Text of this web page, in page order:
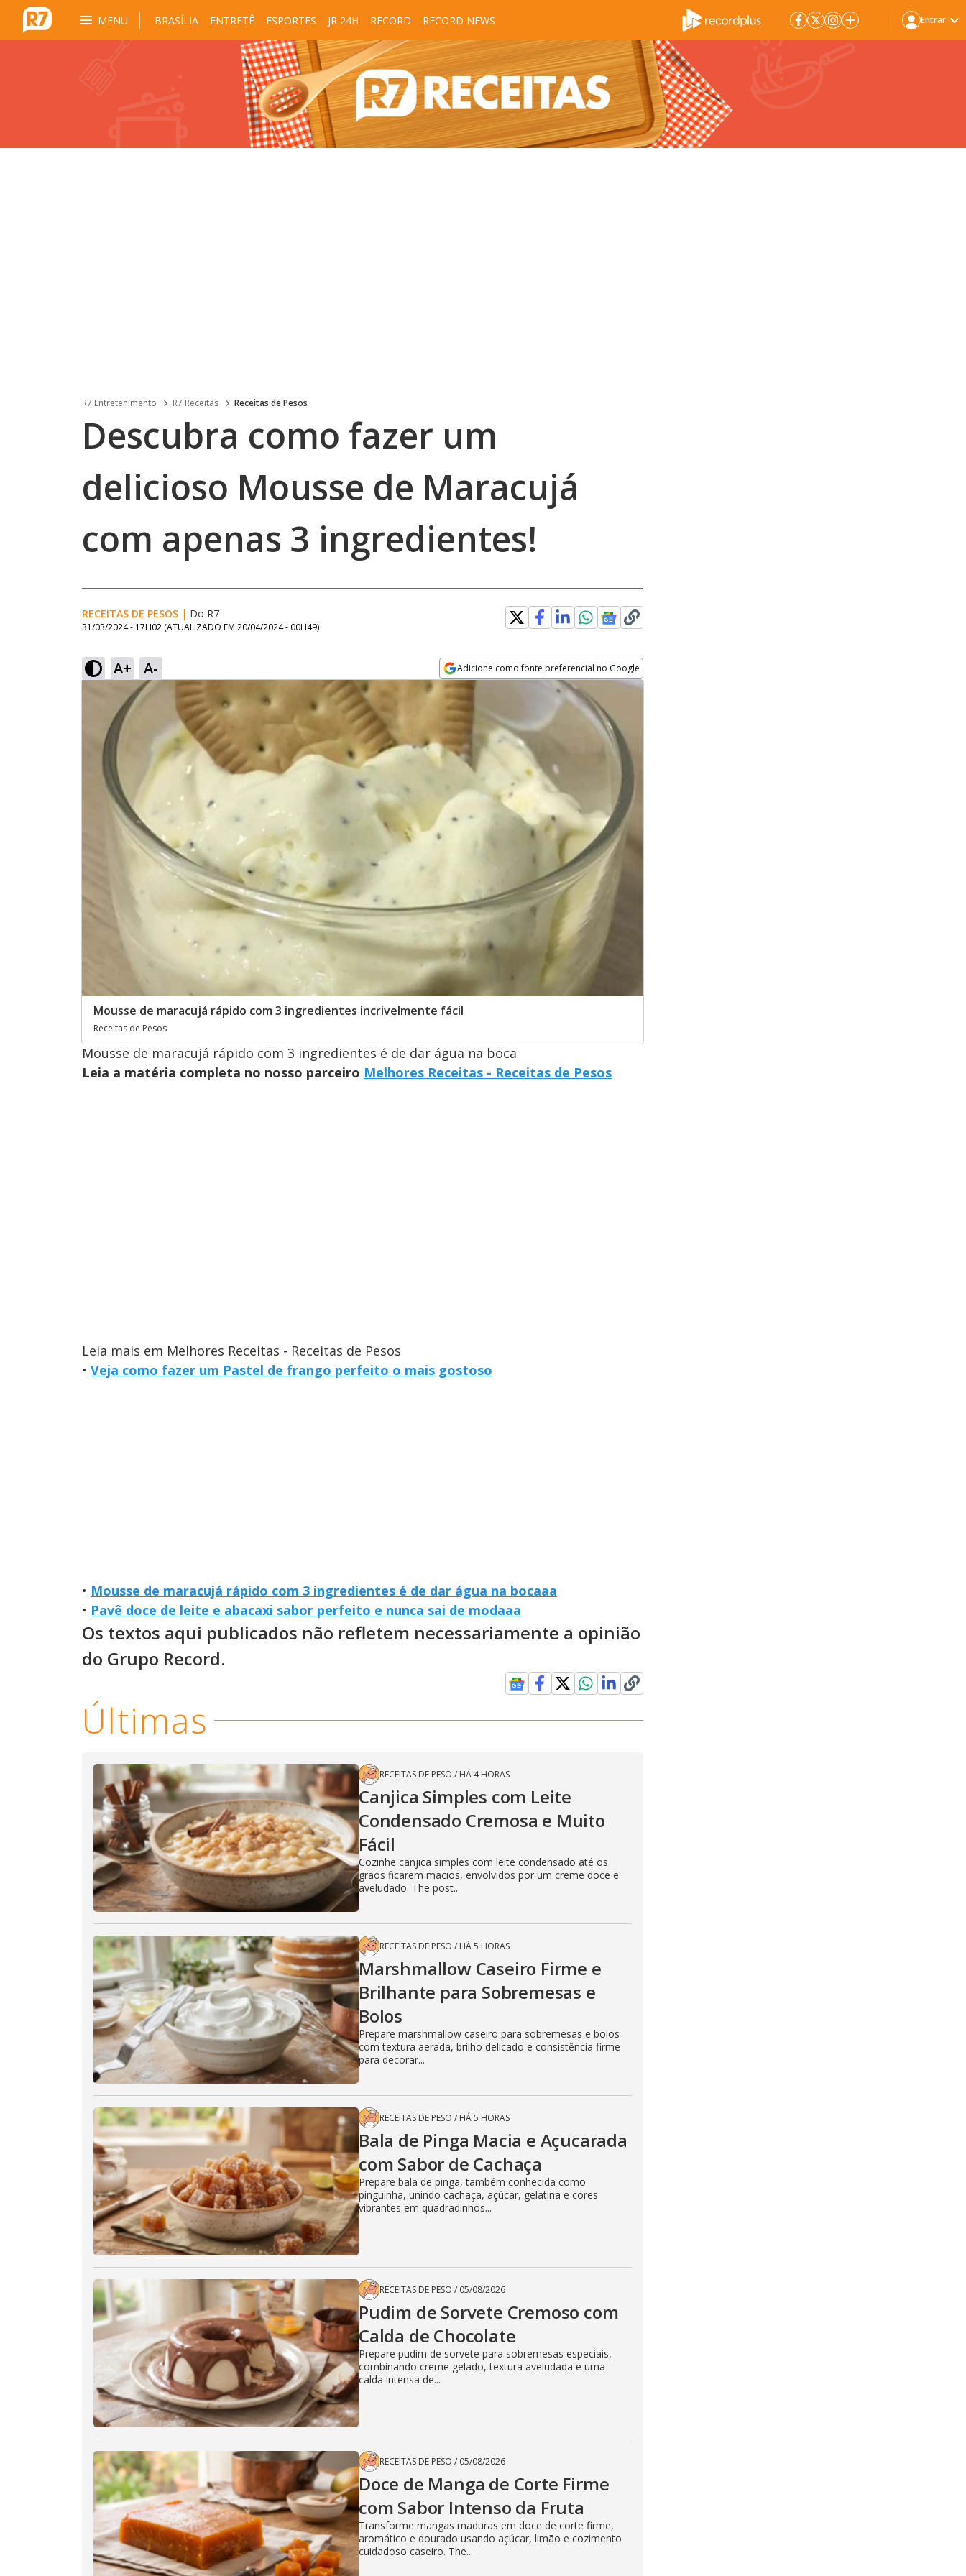
MENU BRASÍLIA ENTRETÊ ESPORTES JR 24H RECORD RECORD NEWS Entrar
R7 Entretenimento R7 Receitas Receitas de Pesos
Descubra como fazer um
delicioso Mousse de Maracujá
com apenas 3 ingredientes!
RECEITAS DE PESOS | Do R7
31/03/2024 - 17H02 (ATUALIZADO EM 20/04/2024 - 00H49)
A+ A- Adicione como fonte preferencial no Google
Opens in new window
Mousse de maracujá rápido com 3 ingredientes incrivelmente fácil
Receitas de Pesos
Mousse de maracujá rápido com 3 ingredientes é de dar água na boca
Leia a matéria completa no nosso parceiro Melhores Receitas - Receitas de Pesos
Leia mais em Melhores Receitas - Receitas de Pesos
• Veja como fazer um Pastel de frango perfeito o mais gostoso
• Mousse de maracujá rápido com 3 ingredientes é de dar água na bocaaa
• Pavê doce de leite e abacaxi sabor perfeito e nunca sai de modaaa
Os textos aqui publicados não refletem necessariamente a opinião
do Grupo Record.
Últimas
RECEITAS DE PESO / HÁ 4 HORAS
Canjica Simples com Leite
Condensado Cremosa e Muito
Fácil
Cozinhe canjica simples com leite condensado até os
grãos ficarem macios, envolvidos por um creme doce e
aveludado. The post...
RECEITAS DE PESO / HÁ 5 HORAS
Marshmallow Caseiro Firme e
Brilhante para Sobremesas e
Bolos
Prepare marshmallow caseiro para sobremesas e bolos
com textura aerada, brilho delicado e consistência firme
para decorar...
RECEITAS DE PESO / HÁ 5 HORAS
Bala de Pinga Macia e Açucarada
com Sabor de Cachaça
Prepare bala de pinga, também conhecida como
pinguinha, unindo cachaça, açúcar, gelatina e cores
vibrantes em quadradinhos...
RECEITAS DE PESO / 05/08/2026
Pudim de Sorvete Cremoso com
Calda de Chocolate
Prepare pudim de sorvete para sobremesas especiais,
combinando creme gelado, textura aveludada e uma
calda intensa de...
RECEITAS DE PESO / 05/08/2026
Doce de Manga de Corte Firme
com Sabor Intenso da Fruta
Transforme mangas maduras em doce de corte firme,
aromático e dourado usando açúcar, limão e cozimento
cuidadoso caseiro. The...